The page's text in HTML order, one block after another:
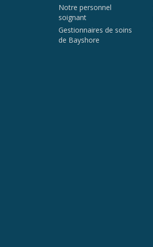
Notre personnel
soignant
Gestionnaires de soins
de Bayshore